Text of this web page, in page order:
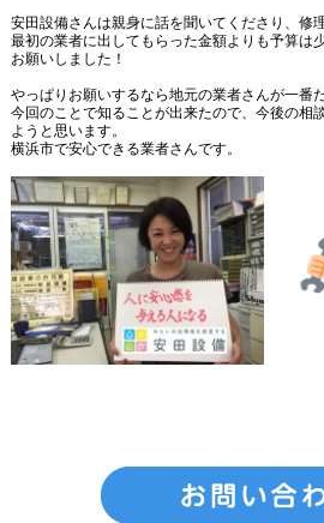
安田設備さんは親身に話を聞いてくださり、修
最初の業者に出してもらった金額よりも予算は
お願いしました！
やっぱりお願いするなら地元の業者さんが一番
今回のことで知ることが出来たので、今後の相
ようと思います。
横浜市で安心できる業者さんです。